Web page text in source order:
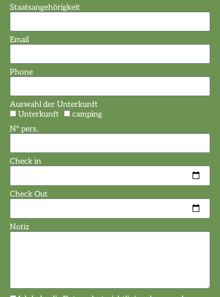
Staatsangehörigkeit
Email
Phone
Auswahl der Unterkunft
Unterkunft
camping
N° pers.
Check in
Check Out
Notiz